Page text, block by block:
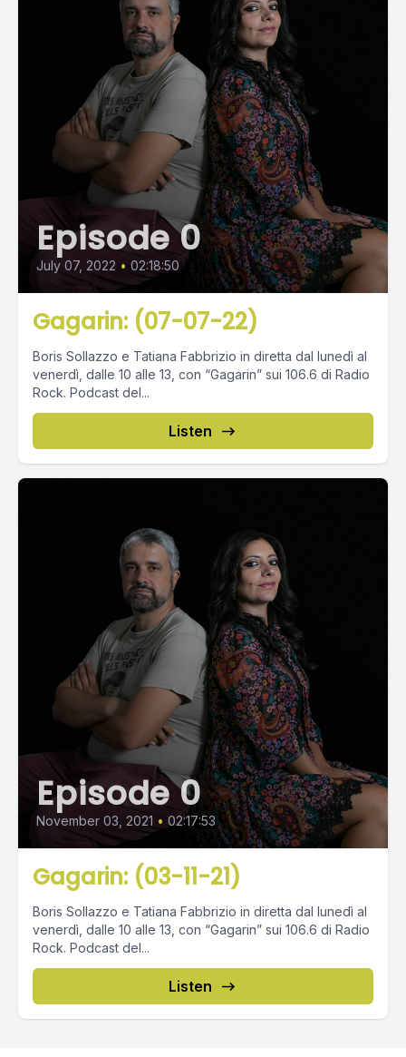
Episode 0
July 07, 2022 • 02:18:50
Gagarin: (07-07-22)
Boris Sollazzo e Tatiana Fabbrizio in diretta dal lunedì al
venerdì, dalle 10 alle 13, con “Gagarin” sui 106.6 di Radio
Rock. Podcast del...
Listen
Episode 0
November 03, 2021 • 02:17:53
Gagarin: (03-11-21)
Boris Sollazzo e Tatiana Fabbrizio in diretta dal lunedì al
venerdì, dalle 10 alle 13, con “Gagarin” sui 106.6 di Radio
Rock. Podcast del...
Listen